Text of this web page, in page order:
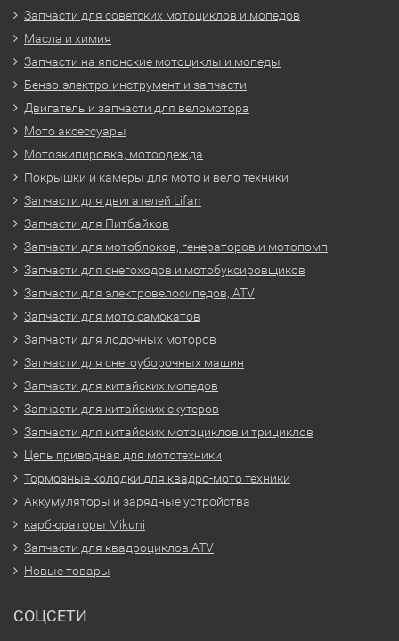
Запчасти для советских мотоциклов и мопедов
Масла и химия
Запчасти на японские мотоциклы и мопеды
Бензо-электро-инструмент и запчасти
Двигатель и запчасти для веломотора
Мото аксессуары
Мотоэкипировка, мотоодежда
Покрышки и камеры для мото и вело техники
Запчасти для двигателей Lifan
Запчасти для Питбайков
Запчасти для мотоблоков, генераторов и мотопомп
Запчасти для снегоходов и мотобуксировщиков
Запчасти для электровелосипедов, ATV
Запчасти для мото самокатов
Запчасти для лодочных моторов
Запчасти для снегоуборочных машин
Запчасти для китайских мопедов
Запчасти для китайских скутеров
Запчасти для китайских мотоциклов и трициклов
Цепь приводная для мототехники
Тормозные колодки для квадро-мото техники
Аккумуляторы и зарядные устройства
карбюраторы Mikuni
Запчасти для квадроциклов ATV
Новые товары
СОЦСЕТИ